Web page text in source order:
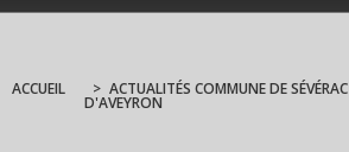
ACCUEIL > ACTUALITÉS COMMUNE DE SÉVÉRAC
D'AVEYRON